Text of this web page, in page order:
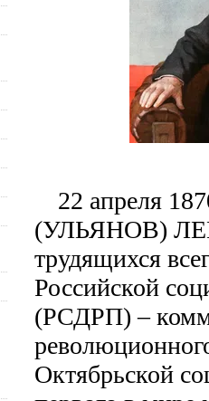
22 апреля
(УЛЬЯНОВ)
трудящихся
Российской
(РСДРП) –
Октябрьской